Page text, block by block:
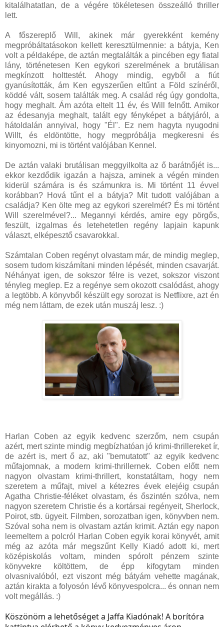
kitalálhatatlan, de a végére tökéletesen összeálló thriller
lett.
A főszereplő Will, akinek már gyerekként kemény
megpróbáltatásokon kellett keresztülmennie: a bátyja, Ken
volt a példaképe, de aztán megtalálták a pincében egy fiatal
lány, történetesen Ken egykori szerelmének a brutálisan
megkínzott holttestét. Ahogy mindig, egyből a fiút
gyanúsították, ám Ken egyszerűen eltűnt a Föld színéről,
köddé vált, sosem találták meg. A család rég úgy gondolta,
hogy meghalt. Ám azóta eltelt 11 év, és Will felnőtt. Amikor
az édesanyja meghalt, talált egy fényképet a bátyjáról, a
hátoldalán annyival, hogy "Él". Ez nem hagyta nyugodni
Willt, és eldöntötte, hogy megpróbálja megkeresni és
kinyomozni, mi is történt valójában Kennel.
De aztán valaki brutálisan meggyilkolta az ő barátnőjét is...
ekkor kezdődik igazán a hajsza, aminek a végén minden
kiderül számára is és számunkra is. Mi történt 11 évvel
korábban? Hová tűnt el a bátyja? Mit tudott valójában a
családja? Ken ölte meg az egykori szerelmét? És mi történt
Will szerelmével?... Megannyi kérdés, amire egy pörgős,
feszült, izgalmas és letehetetlen regény lapjain kapunk
választ, elképesztő csavarokkal.
Számtalan Coben regényt olvastam már, de mindig meglep,
sosem tudom kiszámítani minden lépését, minden csavarját.
Néhányat igen, de sokszor félre is vezet, sokszor viszont
tényleg meglep. Ez a regénye sem okozott csalódást, ahogy
a legtöbb. A könyvből készült egy sorozat is Netflixre, azt én
még nem láttam, de ezek után muszáj lesz. :)
Harlan Coben az egyik kedvenc szerzőm, nem csupán
azért, mert szinte mindig megbízhatóan jó krimi-thrillereket ír,
de azért is, mert ő az, aki "bemutatott" az egyik kedvenc
műfajomnak, a modern krimi-thrillernek. Coben előtt nem
nagyon olvastam krimi-thrillert, konstatáltam, hogy nem
szeretem a műfajt, mivel a kétezres évek elejéig csupán
Agatha Christie-féléket olvastam, és őszintén szólva, nem
nagyon szeretem Christie és a kortársai regényeit, Sherlock,
Poirot, stb. ügyeit. Filmben, sorozatban igen, könyvben nem.
Szóval soha nem is olvastam aztán krimit. Aztán egy napon
leemeltem a polcról Harlan Coben egyik korai könyvét, amit
még az azóta már megszűnt Kelly Kiadó adott ki, mert
középiskolás voltam, minden spórolt pénzem szinte
könyvekre költöttem, de épp kifogytam minden
olvasnivalóból, ezt viszont még bátyám vehette magának,
aztán kirakta a folyosón lévő könyvespolcra... és onnan nem
volt megállás. :)
Köszönöm a lehetőséget a Jaffa Kiadónak! A borítóra